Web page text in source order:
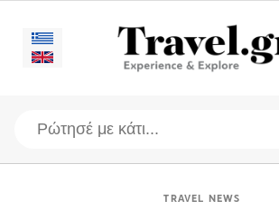
TRAVEL NEWS